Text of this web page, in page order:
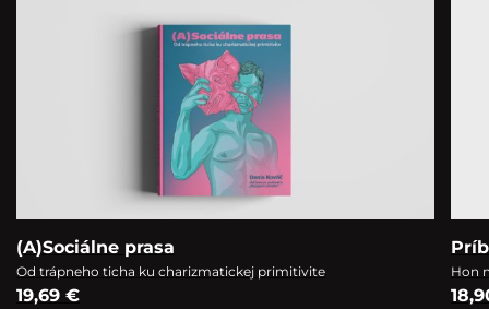
(A)Sociálne prasa
Od trápneho ticha ku charizmatickej primitivite
19,69 €
Hon